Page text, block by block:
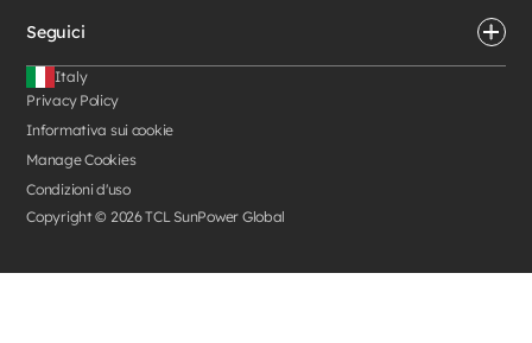
Seguici
Privacy Policy
Informativa sui cookie
Manage Cookies
Condizioni d'uso
Copyright © 2026 TCL SunPower Global
Italy